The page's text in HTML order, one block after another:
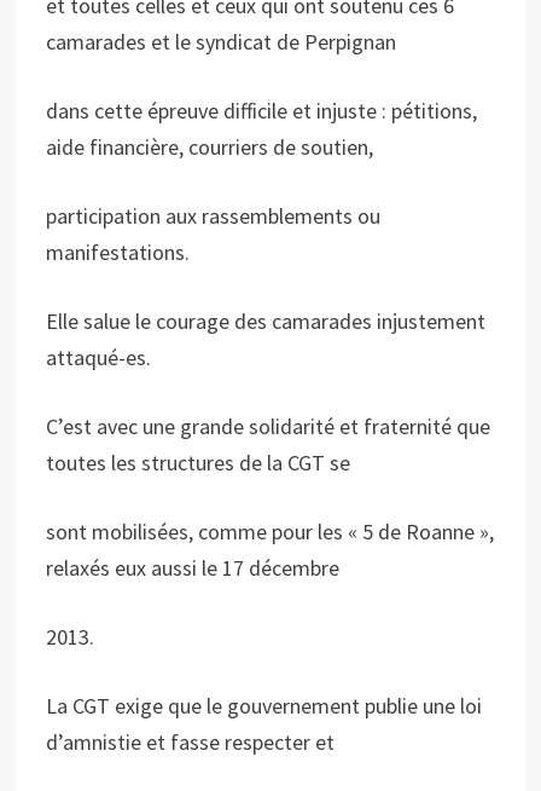
camarades et le syndicat de Perpignan
dans cette épreuve difficile et injuste : pétitions,
aide financière, courriers de soutien,
participation aux rassemblements ou
manifestations.
Elle salue le courage des camarades injustement
attaqué-es.
C’est avec une grande solidarité et fraternité que
toutes les structures de la CGT se
sont mobilisées, comme pour les « 5 de Roanne »,
relaxés eux aussi le 17 décembre
2013.
La CGT exige que le gouvernement publie une loi
d’amnistie et fasse respecter et